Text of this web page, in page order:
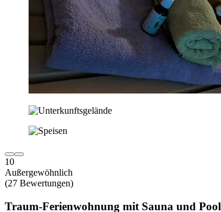
10
Außergewöhnlich
(27 Bewertungen)
Traum-Ferienwohnung mit Sauna und Pool